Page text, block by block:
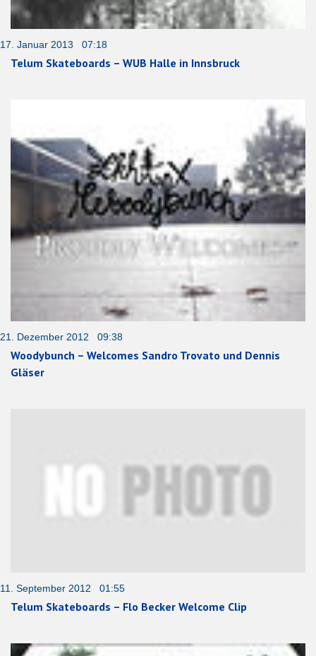
17. Januar 2013 07:18
Telum Skateboards – WUB Halle in Innsbruck
21. Dezember 2012 09:38
Woodybunch – Welcomes Sandro Trovato und Dennis
Gläser
11. September 2012 01:55
Telum Skateboards – Flo Becker Welcome Clip